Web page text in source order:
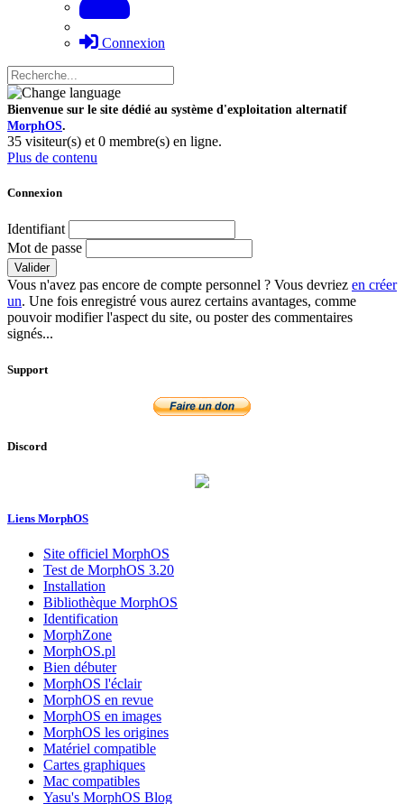
Connexion
Bienvenue sur le site dédié au système d'exploitation alternatif
MorphOS.
35 visiteur(s) et 0 membre(s) en ligne.
Plus de contenu
Connexion
Identifiant
Mot de passe
Valider
Vous n'avez pas encore de compte personnel ? Vous devriez en créer
un. Une fois enregistré vous aurez certains avantages, comme
pouvoir modifier l'aspect du site, ou poster des commentaires
signés...
Support
Discord
Liens MorphOS
Site officiel MorphOS
Test de MorphOS 3.20
Installation
Bibliothèque MorphOS
Identification
MorphZone
MorphOS.pl
Bien débuter
MorphOS l'éclair
MorphOS en revue
MorphOS en images
MorphOS les origines
Matériel compatible
Cartes graphiques
Mac compatibles
Yasu's MorphOS Blog